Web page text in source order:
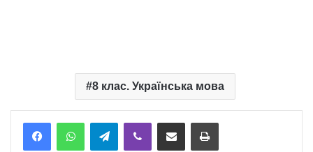
8 клас. Українська мова
TelegramViber Надіслати електронною поштоюНадрукувати